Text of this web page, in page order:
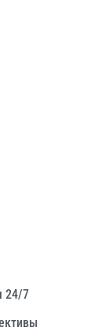
24/7